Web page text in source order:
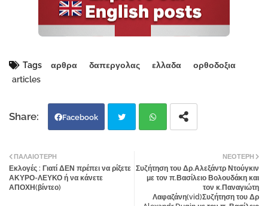
Tags αρθρα δαπεργολας ελλαδα
ορθοδοξια
articles
Facebook
tter atsa
pp
ΝΕΌΤΕΡΗ
Συζήτηση του Δρ.Αλεξάντρ Ντούγκιν
με τον π.Βασίλειο Βολουδάκη και
τον κ.Παναγιώτη
Λαφαζάνη(vid)Συζήτηση του Δρ
ΠΑΛΑΙΌΤΕΡΗ
Εκλογές : Γιατί ΔΕΝ πρέπει να ρίξετε
ΑΚΥΡΟ-ΛΕΥΚΟ ή να κάνετε
ΑΠΟΧΗ(βίντεο)